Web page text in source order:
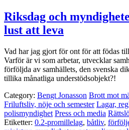
Riksdag och
lust att leva
Vad har jag gjort för ont för att födas
Varför är vi som arbetar, utvecklar
förföljda av samhällets, den svenska
tillika månatliga understödsobjekt?!
Category: Bengt Jonasson Brott mot
Friluftsliv, nöje och semester Lagar,
polismyndighet Press och media
Etiketter: 0.2-promillelag, båtliv,